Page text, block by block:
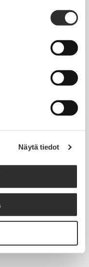
Näytä tiedot
työ- ja
hengellisessä